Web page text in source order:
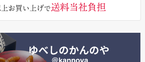
お買い上げで送料当社負担